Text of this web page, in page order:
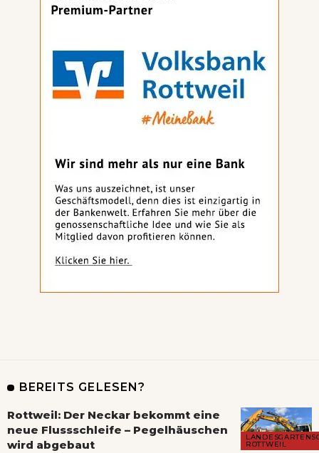
BEREITS GELESEN?
ROTTWEIL
Rottweil: Der Neckar bekommt eine
neue Flussschleife – Pegelhäuschen
wird abgebaut